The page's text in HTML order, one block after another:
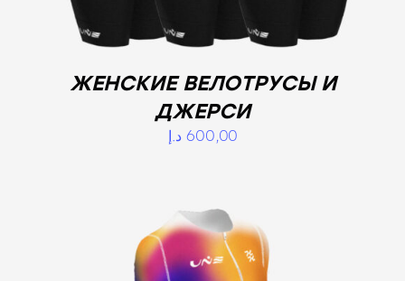
ЖЕНСКИЕ ВЕЛОТРУСЫ И
ДЖЕРСИ
600,00 د.إ